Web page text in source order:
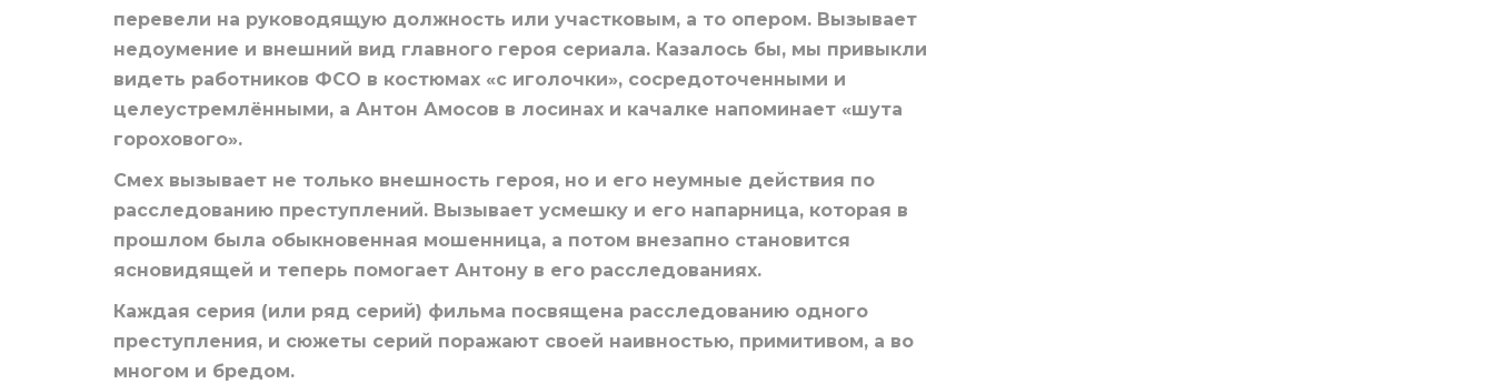
перевели на руководящую должность или участковым, а то опером. Вызывает
недоумение и внешний вид главного героя сериала. Казалось бы, мы привыкли
видеть работников ФСО в костюмах «с иголочки», сосредоточенными и
целеустремлёнными, а Антон Амосов в лосинах и качалке напоминает «шута
горохового».
Смех вызывает не только внешность героя, но и его неумные действия по
расследованию преступлений. Вызывает усмешку и его напарница, которая в
прошлом была обыкновенная мошенница, а потом внезапно становится
ясновидящей и теперь помогает Антону в его расследованиях.
Каждая серия (или ряд серий) фильма посвящена расследованию одного
преступления, и сюжеты серий поражают своей наивностью, примитивом, а во
многом и бредом.